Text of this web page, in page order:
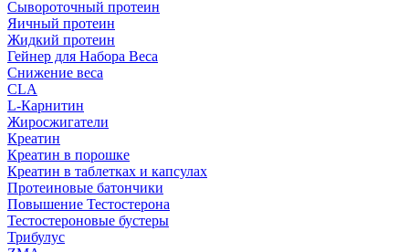
Сывороточный протеин
Яичный протеин
Жидкий протеин
Гейнер для Набора Веса
Снижение веса
CLA
L-Карнитин
Жиросжигатели
Креатин
Креатин в порошке
Креатин в таблетках и капсулах
Протеиновые батончики
Повышение Тестостерона
Тестостероновые бустеры
Трибулус